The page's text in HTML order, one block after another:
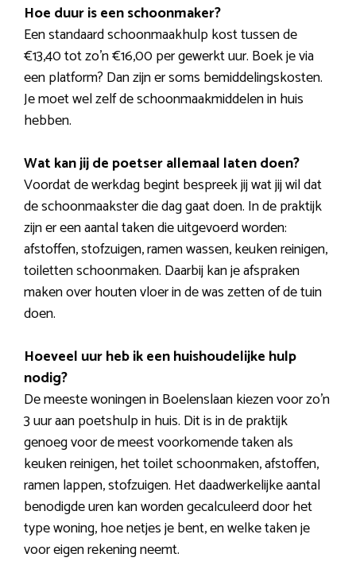
Hoe duur is een schoonmaker?
Een standaard schoonmaakhulp kost tussen de
€13,40 tot zo’n €16,00 per gewerkt uur. Boek je via
een platform? Dan zijn er soms bemiddelingskosten.
Je moet wel zelf de schoonmaakmiddelen in huis
hebben.
Wat kan jij de poetser allemaal laten doen?
Voordat de werkdag begint bespreek jij wat jij wil dat
de schoonmaakster die dag gaat doen. In de praktijk
zijn er een aantal taken die uitgevoerd worden:
afstoffen, stofzuigen, ramen wassen, keuken reinigen,
toiletten schoonmaken. Daarbij kan je afspraken
maken over houten vloer in de was zetten of de tuin
doen.
Hoeveel uur heb ik een huishoudelijke hulp
nodig?
De meeste woningen in Boelenslaan kiezen voor zo’n
3 uur aan poetshulp in huis. Dit is in de praktijk
genoeg voor de meest voorkomende taken als
keuken reinigen, het toilet schoonmaken, afstoffen,
ramen lappen, stofzuigen. Het daadwerkelijke aantal
benodigde uren kan worden gecalculeerd door het
type woning, hoe netjes je bent, en welke taken je
voor eigen rekening neemt.